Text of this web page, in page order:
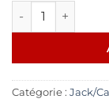
quantité de
Catégorie : Jack/